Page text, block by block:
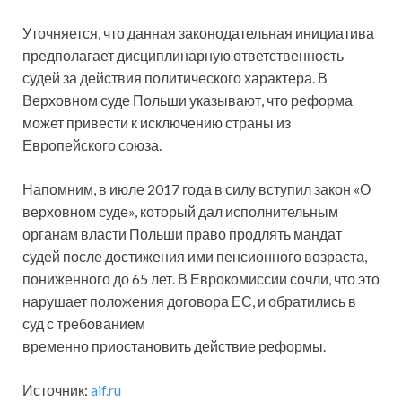
Уточняется, что данная законодательная инициатива
предполагает дисциплинарную ответственность
судей за действия политического характера. В
Верховном суде Польши указывают, что реформа
может привести к исключению страны из
Европейского союза.
Напомним, в июле 2017 года в силу вступил закон «О
верховном суде», который дал исполнительным
органам власти Польши право продлять мандат
судей после достижения ими пенсионного возраста,
пониженного до 65 лет. В Еврокомиссии сочли, что это
нарушает положения договора ЕС, и обратились в
суд с требованием
временно приостановить действие реформы.
Источник: aif.ru